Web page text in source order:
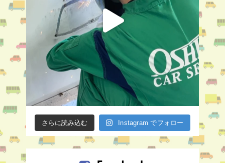
さらに読み込む Instagram でフォロー